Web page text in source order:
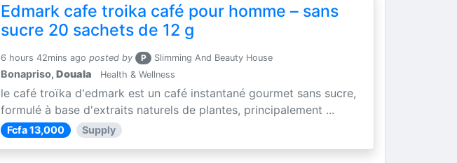
Edmark cafe troika café pour homme – sans
sucre 20 sachets de 12 g
6 hours 42mins ago posted by P Slimming And Beauty House
Bonapriso,Douala Health & Wellness
le café troïka d'edmark est un café instantané gourmet sans sucre,
formulé à base d'extraits naturels de plantes, principalement ...
Fcfa 13,000 Supply